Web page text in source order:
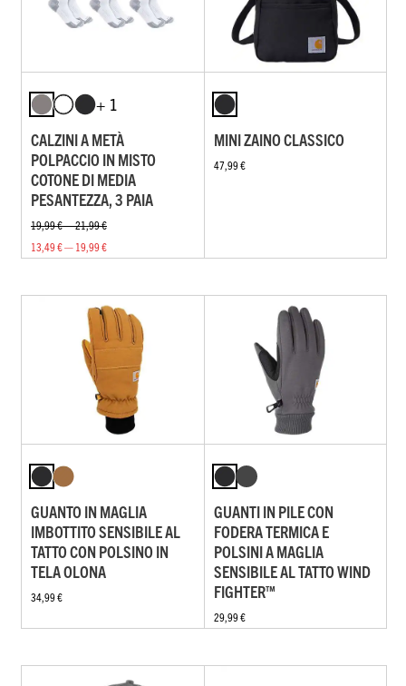
+ 1
CALZINI A METÀ
POLPACCIO IN MISTO
COTONE DI MEDIA
PESANTEZZA, 3 PAIA
19,99 € — 21,99 €
13,49 € — 19,99 €
MINI ZAINO CLASSICO
47,99 €
GUANTO IN MAGLIA
IMBOTTITO SENSIBILE AL
TATTO CON POLSINO IN
TELA OLONA
34,99 €
GUANTI IN PILE CON
FODERA TERMICA E
POLSINI A MAGLIA
SENSIBILE AL TATTO WIND
FIGHTER™
29,99 €